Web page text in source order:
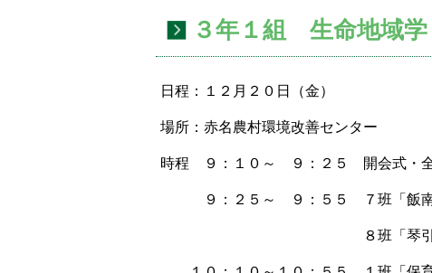
３年１組 生命地域
日程：１２月２０日（金）
場所：赤名農村環境改善センター
時程 ９：１０～ ９：２５ 開会式・
９：２５～ ９：５５ ７班「飯南町
８班「琴引フォレストパ